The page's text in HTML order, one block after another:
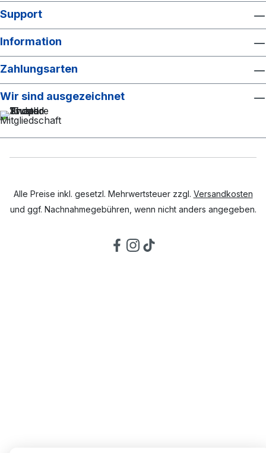
Support
Information
Zahlungsarten
Wir sind ausgezeichnet
Alle Preise inkl. gesetzl. Mehrwertsteuer zzgl. Versandkosten
und ggf. Nachnahmegebühren, wenn nicht anders angegeben.